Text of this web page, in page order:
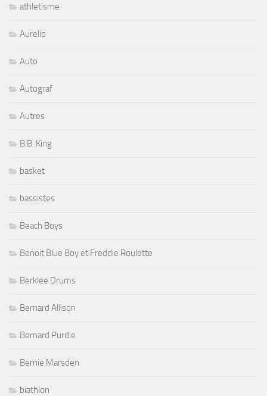
athletisme
Aurelio
Auto
Autograf
Autres
B.B. King
basket
bassistes
Beach Boys
Benoit Blue Boy et Freddie Roulette
Berklee Drums
Bernard Allison
Bernard Purdie
Bernie Marsden
biathlon